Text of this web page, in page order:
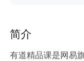
简介
有道精品课是网易